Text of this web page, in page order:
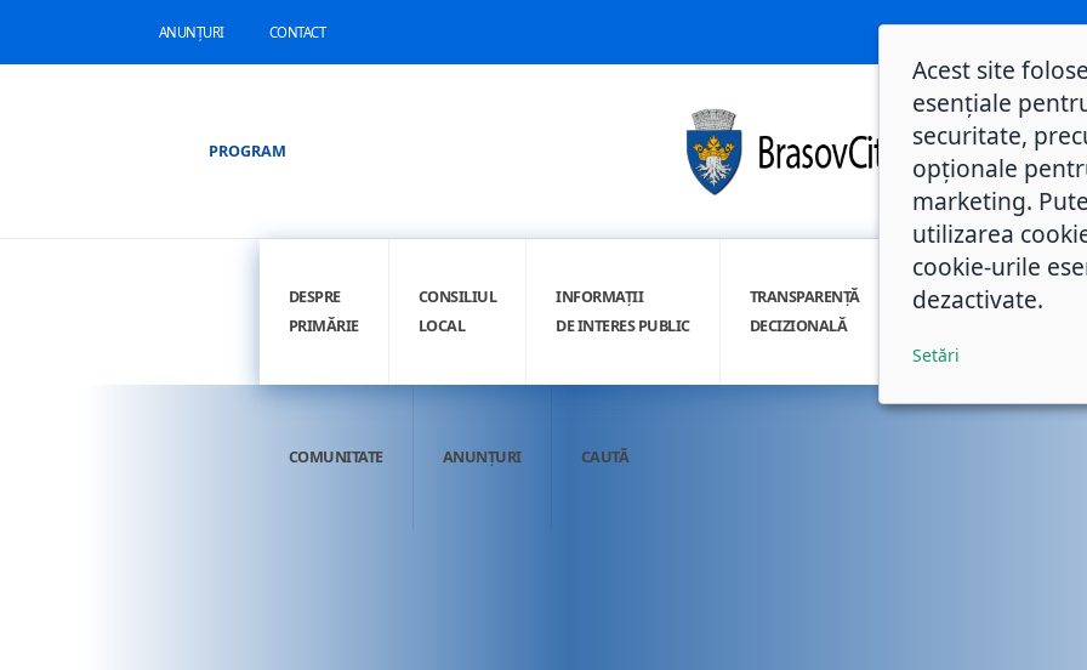
ANUNȚURI CONTACT
PROGRAM
DESPRE
PRIMĂRIE
CONSILIUL
LOCAL
INFORMAȚII
DE INTERES PUBLIC
TRANSPARENȚĂ
DECIZIONALĂ
INTEGRITATE
COMUNITATE ANUNȚURI CAUTĂ
Acest site
esențiale
securitate,
opționale
marketing.
utilizarea
cookie-urile
dezactivate.
Setări